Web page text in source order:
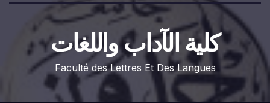
كلية الآداب واللغات
Faculté des Lettres Et Des Langues